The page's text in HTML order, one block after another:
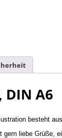
A6
besteht
liebe Grüße,